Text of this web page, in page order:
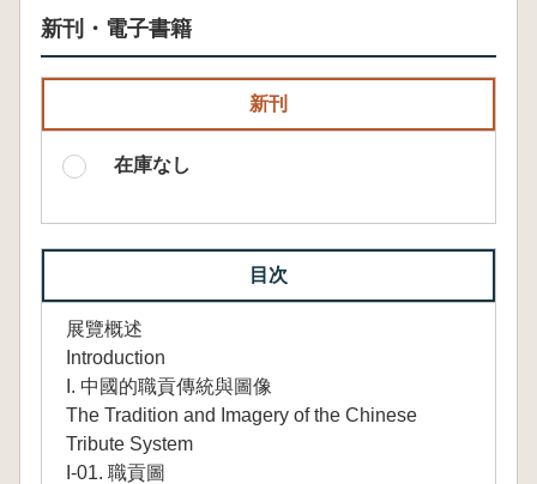
新刊・電子書籍
新刊
在庫なし
目次
展覽概述
Introduction
I. 中國的職貢傳統與圖像
The Tradition and Imagery of the Chinese
Tribute System
I-01. 職貢圖